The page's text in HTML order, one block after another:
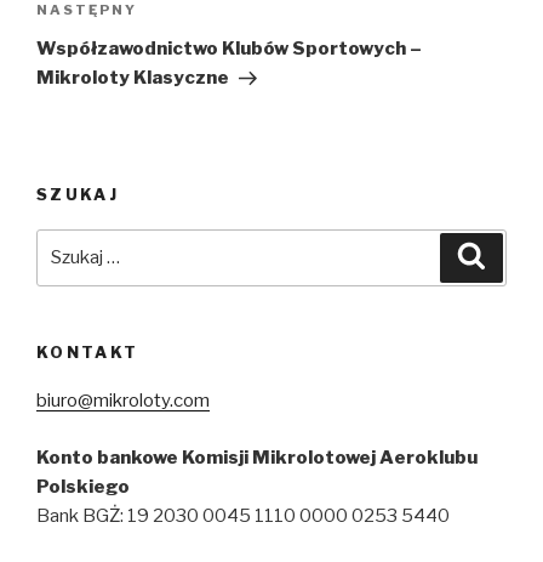
Następny
wpis
NASTĘPNY
Współzawodnictwo Klubów Sportowych –
Mikroloty Klasyczne
SZUKAJ
KONTAKT
biuro@mikroloty.com
Konto bankowe Komisji Mikrolotowej Aeroklubu
Polskiego
Bank BGŻ: 19 2030 0045 1110 0000 0253 5440